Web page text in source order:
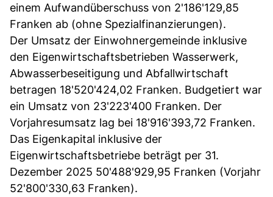
einem Aufwandüberschuss von 2'186'129,85
Franken ab (ohne Spezialfinanzierungen).
Der Umsatz der Einwohnergemeinde inklusive
den Eigenwirtschaftsbetrieben Wasserwerk,
Abwasserbeseitigung und Abfallwirtschaft
betragen 18'520'424,02 Franken. Budgetiert war
ein Umsatz von 23'223'400 Franken. Der
Vorjahresumsatz lag bei 18'916'393,72 Franken.
Das Eigenkapital inklusive der
Eigenwirtschaftsbetriebe beträgt per 31.
Dezember 2025 50'488'929,95 Franken (Vorjahr
52'800'330,63 Franken).